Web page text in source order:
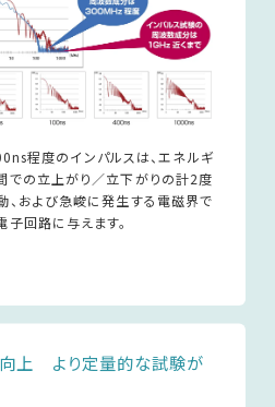
程度のインパルスは、エネルギ
での立上がり／立下がりの計2度
、および急峻に発生する電磁界で
回路に与えます。
上 より定量的な試験が